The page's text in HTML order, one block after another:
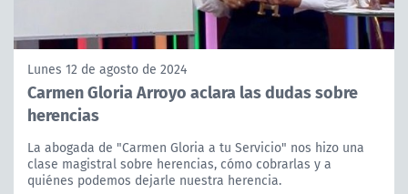
Lunes 12 de agosto de 2024
Carmen Gloria Arroyo aclara las dudas sobre
herencias
La abogada de "Carmen Gloria a tu Servicio" nos hizo una
clase magistral sobre herencias, cómo cobrarlas y a
quiénes podemos dejarle nuestra herencia.